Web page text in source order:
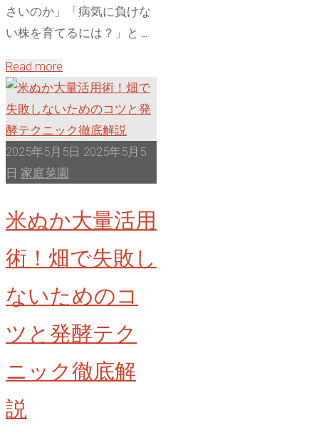
ミ
ン
と
ア
ワ
ノ
メ
イ
対
の
意"
さいのか」「病気に負けな
い株を育てるには？」と …
Read more
[５
月
に
や
る
き
と]
ャ
ガ
イ
モ
収
2025年5月5日 2025年5月5
日 家庭菜園
米ぬか大量活用
術！畑で失敗し
ないためのコ
ツと発酵テク
ニック徹底解
説